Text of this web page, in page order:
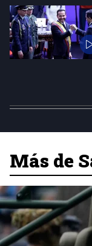
Más de